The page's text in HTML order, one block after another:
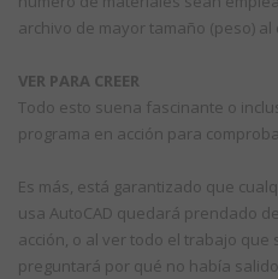
archivo de mayor tamaño (peso) al
VER PARA CREER
Todo esto suena fascinante o
programa en acción para
Es más, está garantizado que
usa AutoCAD quedará prendado
acción, o al ver todo el trabajo
preguntará por qué no había